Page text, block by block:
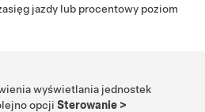
jazdy lub procentowy poziom
wyświetlania jednostek
opcjiSterowanie >